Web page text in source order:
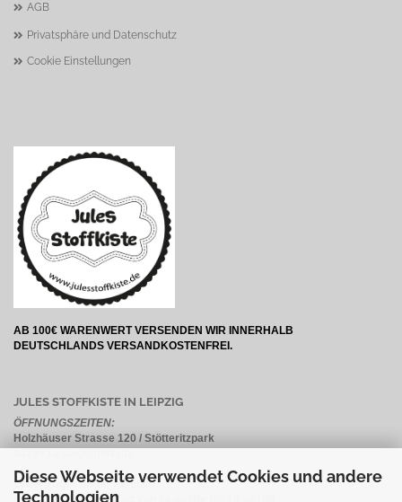
Diese Webseite verwendet Cookies und andere
Technologien
AGB
Privatsphäre und Datenschutz
Cookie Einstellungen
AB 100€ WARENWERT VERSENDEN WIR INNERHALB
DEUTSCHLANDS VERSANDKOSTENFREI.
JULES STOFFKISTE IN LEIPZIG
ÖFFNUNGSZEITEN:
Holzhäuser Strasse 120 / Stötteritzpark
Unser Lager öffnet für Euch:
Dienstag & Donnerstag von 14.00 Uhr bis 18.00 Uhr